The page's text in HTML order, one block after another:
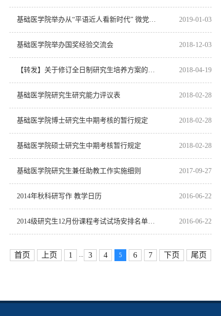
2019-01-03
基础医学院举办国奖经验交流会 2018-12-03
2018-04-19
基础医学院研究生研究能力评议表 2018-02-28
基础医学院博士研究生中期考核的暂行规定 2018-02-28
基础医学院硕士研究生中期考核暂行规定 2018-02-28
基础医学院研究生兼任助教工作实施细则 2017-09-27
2014年秋科研写作 教学日历 2016-06-22
2016-06-22
首页 上页 1 3 4 5 6 7 下页 尾页